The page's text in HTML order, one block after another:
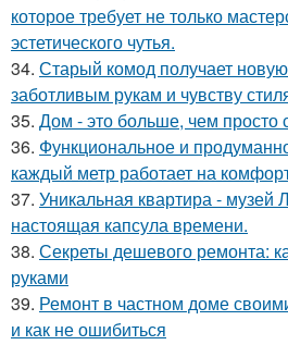
которое требует не только
эстетического чутья.
34. Старый комод получает
заботливым рукам и чувству
35. Дом - это больше, чем просто
36. Функциональное и
каждый метр работает на
37. Уникальная квартира -
настоящая капсула времени.
38. Секреты дешевого ремонта:
руками
39. Ремонт в частном доме
и как не ошибиться